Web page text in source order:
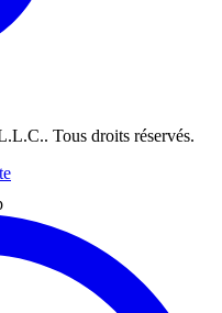
. Tous droits réservés.